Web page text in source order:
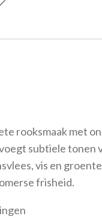
rooksmaak met
subtiele tonen
vis en
frisheid.